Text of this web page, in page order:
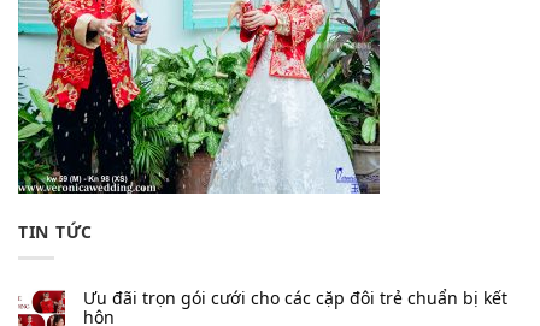
TIN TỨC
Ưu đãi trọn gói cưới cho các cặp đôi trẻ chuẩn bị kết
hôn